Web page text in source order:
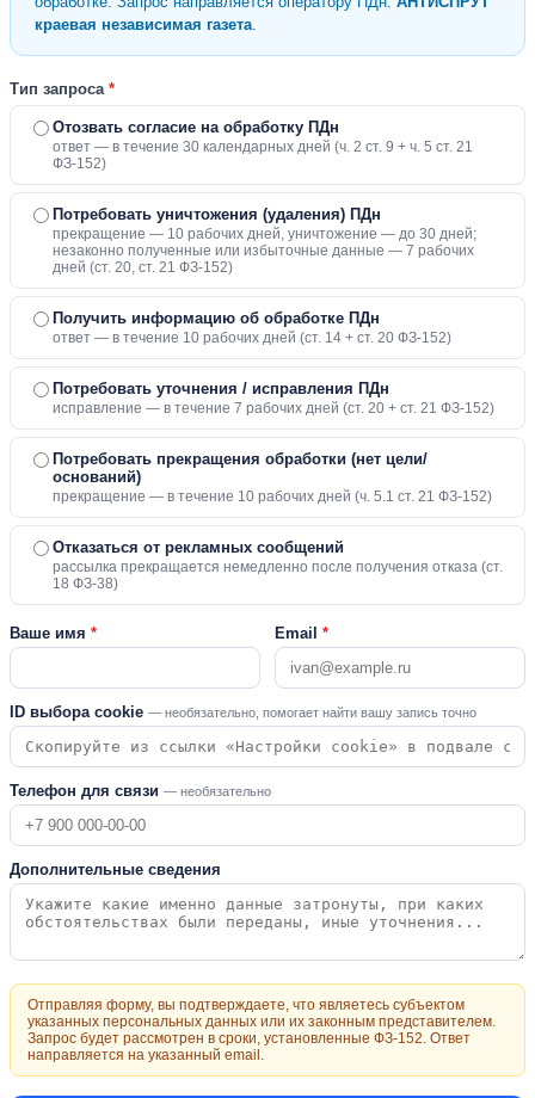
краевая независимая газета.
Тип запроса *
Отозвать согласие на обработку ПДн
ответ — в течение 30 календарных дней (ч. 2 ст. 9 + ч. 5 ст. 21
ФЗ-152)
Потребовать уничтожения (удаления) ПДн
прекращение — 10 рабочих дней, уничтожение — до 30 дней;
незаконно полученные или избыточные данные — 7 рабочих
дней (ст. 20, ст. 21 ФЗ-152)
Получить информацию об обработке ПДн
ответ — в течение 10 рабочих дней (ст. 14 + ст. 20 ФЗ-152)
Потребовать уточнения / исправления ПДн
исправление — в течение 7 рабочих дней (ст. 20 + ст. 21 ФЗ-152)
Потребовать прекращения обработки (нет цели/
оснований)
прекращение — в течение 10 рабочих дней (ч. 5.1 ст. 21 ФЗ-152)
Отказаться от рекламных сообщений
рассылка прекращается немедленно после получения отказа (ст.
18 ФЗ-38)
Ваше имя * Email *
ID выбора cookie — необязательно, помогает найти вашу запись точно
Телефон для связи — необязательно
Дополнительные сведения
Отправляя форму, вы подтверждаете, что являетесь субъектом
указанных персональных данных или их законным представителем.
Запрос будет рассмотрен в сроки, установленные ФЗ-152. Ответ
направляется на указанный email.